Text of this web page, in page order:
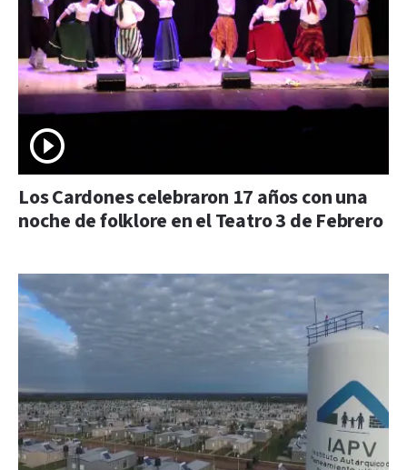
Los Cardones celebraron 17 años con una
noche de folklore en el Teatro 3 de Febrero